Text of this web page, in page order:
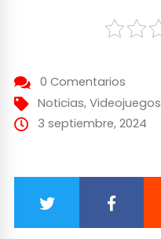
0 Comentarios
Noticias, Videojuegos
3 septiembre, 2024